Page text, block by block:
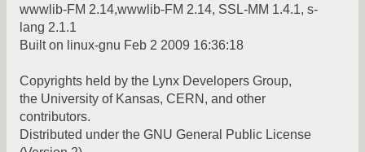
wwwlib-FM 2.14,wwwlib-FM 2.14, SSL-MM 1.4.1, s-
lang 2.1.1
Built on linux-gnu Feb 2 2009 16:36:18
Copyrights held by the Lynx Developers Group,
the University of Kansas, CERN, and other
contributors.
Distributed under the GNU General Public License